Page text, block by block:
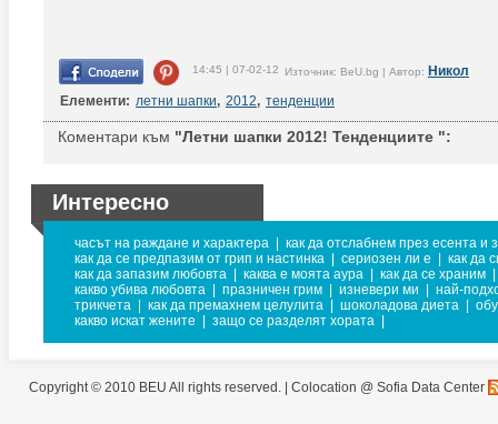
14:45 | 07-02-12 Източник: BeU.bg | Автор: Никол
Елементи: летни шапки, 2012, тенденции
Коментари към "Летни шапки 2012! Тенденциите ":
Интересно
часът на раждане и характера
как да отслабнем през есента и
как да се предпазим от грип и настинка
сериозен ли е
как да
как да запазим любовта
каква е моята аура как да се храним
какво убива любовта
празничен грим изневери ми
най-
трикчета
как да премахнем целулита шоколадова диета
какво искат жените
защо се разделят хората
Copyright © 2010 BEU All rights reserved. | Colocation @ Sofia Data Center